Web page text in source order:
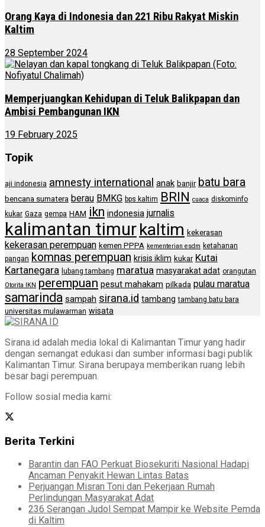
Orang Kaya di Indonesia dan 221 Ribu Rakyat Miskin
Kaltim
28 September 2024
Memperjuangkan Kehidupan di Teluk Balikpapan dan
Ambisi Pembangunan IKN
19 February 2025
Topik
aji indonesia amnesty international anak banjir batu bara
bencana sumatera berau BMKG bps kaltim BRIN cuaca diskominfo
kukar Gaza gempa HAM ikn indonesia jurnalis
kalimantan timurkaltim kekerasan
kekerasan perempuan kemen PPPA kementerian esdm ketahanan
pangan komnas perempuan krisis iklim kukar Kutai
Kartanegara lubang tambang maratua masyarakat adat orangutan
Otorita IKN perempuan pesut mahakam pilkada pulau maratua
samarinda sampah sirana.id tambang tambang batu bara
universitas mulawarman wisata
Sirana.id adalah media lokal di Kalimantan Timur yang hadir
dengan semangat edukasi dan sumber informasi bagi publik
Kalimantan Timur. Sirana berupaya memberikan ruang lebih
besar bagi perempuan.
Follow sosial media kami:
Berita Terkini
Barantin dan FAO Perkuat Biosekuriti Nasional Hadapi
Ancaman Penyakit Hewan Lintas Batas
Perjuangan Misran Toni dan Pekerjaan Rumah
Perlindungan Masyarakat Adat
236 Serangan Judol Sempat Mampir ke Website Pemda
di Kaltim